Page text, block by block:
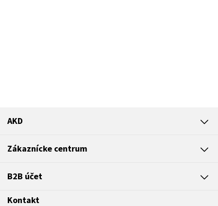
AKD
Zákaznícke centrum
B2B účet
Kontakt